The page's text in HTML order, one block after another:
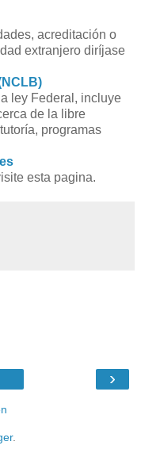
acreditación o
extranjero diríjase
ley Federal, incluye
de la libre
programas
esta pagina.
›
.